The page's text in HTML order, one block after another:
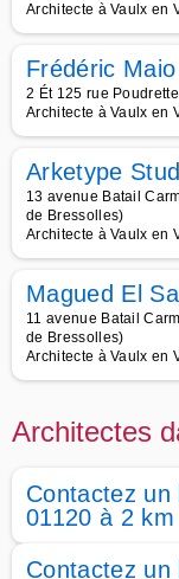
Architecte à Vaulx en
Frédéric
2 Ét 125 rue
Architecte à Vaulx en
Arketype
13 avenue Batail
de Bressolles)
Architecte à Vaulx en
Magued El
11 avenue Batail
de Bressolles)
Architecte à Vaulx en
Architectes
Contactez un
01120 à 2
Contactez un